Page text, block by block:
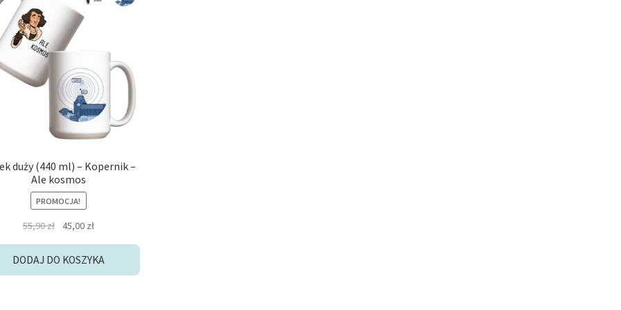
duży (440 ml) – Kopernik –
Ale kosmos
PROMOCJA!
55,90zł
Pierwotna
wynosiła:
45,00 złAktualna
wynosi:
DODAJ DO KOSZYKA